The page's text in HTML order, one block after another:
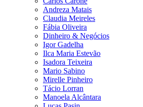
Andreza Matais
Claudia Meireles
Fábia Oliveira
Dinheiro & Negócios
Igor Gadelha
Ilca Maria Estevão
Isadora Teixeira
Mario Sabino
Mirelle Pinheiro
Tácio Lorran
Manoela Alcântara